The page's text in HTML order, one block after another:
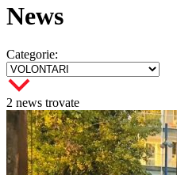
News
Categorie:
2 news trovate